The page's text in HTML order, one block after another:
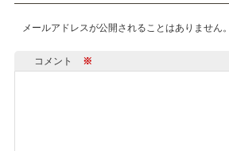
メールアドレスが公開されることはありません。
コメント ※